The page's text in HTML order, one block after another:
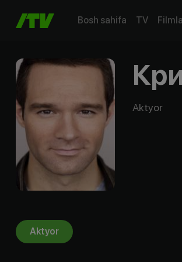
Bosh sahifa TV
Aktyor
Aktyor